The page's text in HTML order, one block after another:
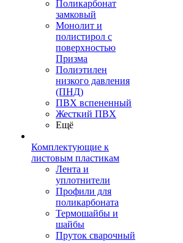
Поликарбонат
замковый
Монолит и
полистирол с
поверхностью
Призма
Полиэтилен
низкого давления
(ПНД)
ПВХ вспененный
Жесткий ПВХ
Ещё
Комплектующие к
листовым пластикам
Лента и
уплотнители
Профили для
поликарбоната
Термошайбы и
шайбы
Пруток сварочный